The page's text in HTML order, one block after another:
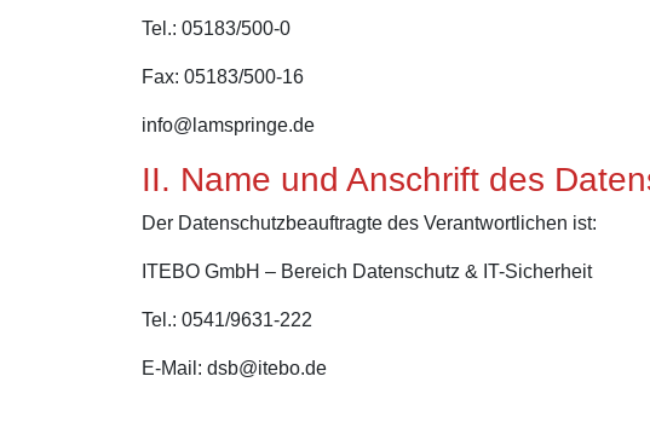
Tel.: 05183/500-0
Fax: 05183/500-16
info@lamspringe.de
II. Name und Anschrift des
Der Datenschutzbeauftragte des Verantwortlichen ist:
ITEBO GmbH – Bereich Datenschutz & IT-Sicherheit
Tel.: 0541/9631-222
E-Mail: dsb@itebo.de